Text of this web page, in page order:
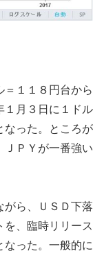
＝１１８円台から
１月３日に１ドル
なった。ところが
ＪＰＹが一番強い
がら、ＵＳＤ下落
を、臨時リリース
なった。一般的に